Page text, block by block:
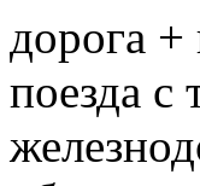
дорога
поезда с